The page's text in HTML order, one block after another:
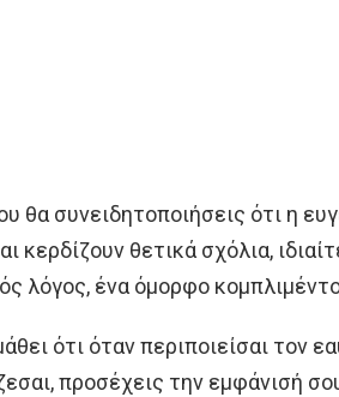
θα συνειδητοποιήσεις ότι η
κερδίζουν θετικά σχόλια,
λόγος, ένα όμορφο
ότι όταν περιποιείσαι τον
προσέχεις την εμφάνισή